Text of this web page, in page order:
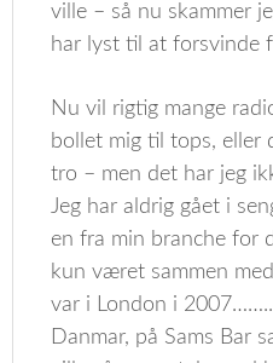
ville – så nu skammer
har lyst til at forsvinde
Nu vil rigtig mange
bollet mig til tops, eller
tro – men det har jeg
Jeg har aldrig gået i
en fra min branche for
kun været sammen
var i London i
Danmar, på Sams Bar